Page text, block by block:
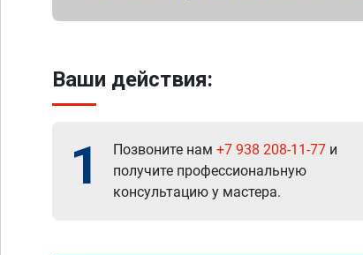
Ваши действия:
1 Позвоните нам +7 938 208-11-77 и
получите профессиональную
консультацию у мастера.